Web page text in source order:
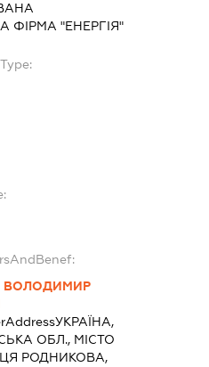
ФІРМА "ЕНЕРГІЯ"
ВОЛОДИМИР
УКРАЇНА,
ОБЛ., МІСТО
РОДНИКОВА,